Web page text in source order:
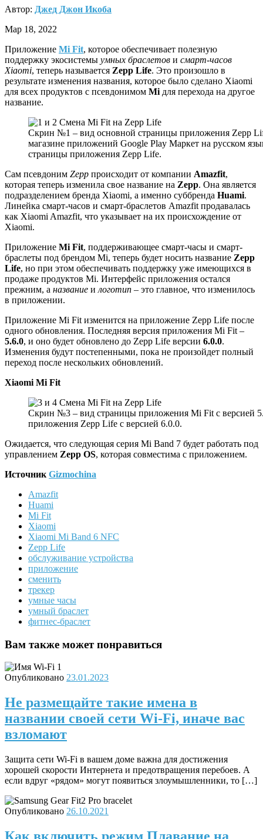
Автор: Джед Джон Икоба
Мар 18, 2022
Приложение Mi Fit, которое обеспечивает полезную
поддержку экосистемы умных браслетов и смарт-часов
Xiaomi, теперь называется Zepp Life. Это произошло в
результате изменения названия, которое было сделано Xiaomi
для всех продуктов с псевдонимом Mi для перехода на другое
название.
Скрин №1 – вид основной страницы приложения Zepp
магазине приложений Google Play Маркет на русском
страницы приложения Zepp Life.
Сам псевдоним Zepp происходит от компании Amazfit,
которая теперь изменила свое название на Zepp. Она является
подразделением бренда Xiaomi, а именно суббренда Huami.
Линейка смарт-часов и смарт-браслетов Amazfit продавалась
как Xiaomi Amazfit, что указывает на их происхождение от
Xiaomi.
Приложение Mi Fit, поддерживающее смарт-часы и смарт-
браслеты под брендом Mi, теперь будет носить название Zepp
Life, но при этом обеспечивать поддержку уже имеющихся в
продаже продуктов Mi. Интерфейс приложения остался
прежним, а название и логотип – это главное, что изменилось
в приложении.
Приложение Mi Fit изменится на приложение Zepp Life после
одного обновления. Последняя версия приложения Mi Fit –
5.6.0, и оно будет обновлено до Zepp Life версии 6.0.0.
Изменения будут постепенными, пока не произойдет полный
переход после нескольких обновлений.
Xiaomi Mi Fit
Скрин №3 – вид страницы приложения Mi Fit с версией
приложения Zepp Life с версией 6.0.0.
Ожидается, что следующая серия Mi Band 7 будет работать под
управлением Zepp OS, которая совместима с приложением.
Источник Gizmochina
Amazfit
Huami
Mi Fit
Xiaomi
Xiaomi Mi Band 6 NFC
Zepp Life
обслуживание устройства
приложение
сменить
трекер
умные часы
умный браслет
фитнес-браслет
Вам также может понравиться
Опубликовано 23.01.2023
Не размещайте такие имена в
названии своей сети Wi-Fi, иначе вас
взломают
Защита сети Wi-Fi в вашем доме важна для достижения
хорошей скорости Интернета и предотвращения перебоев. А
если вдруг «рядом» могут появиться злоумышленники, то […]
Опубликовано 26.10.2021